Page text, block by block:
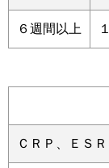
６週間以上
ＣＲＰ、ＥＳ